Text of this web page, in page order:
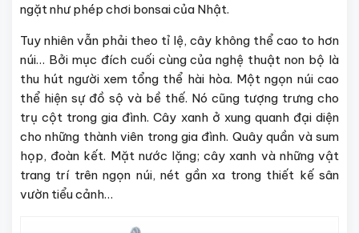
ngặt như phép chơi bonsai của Nhật.
Tuy nhiên vẫn phải theo tỉ lệ, cây không thể cao to hơn
núi… Bởi mục đích cuối cùng của nghệ thuật non bộ là
thu hút người xem tổng thể hài hòa. Một ngọn núi cao
thể hiện sự đồ sộ và bề thế. Nó cũng tượng trưng cho
trụ cột trong gia đình. Cây xanh ở xung quanh đại diện
cho những thành viên trong gia đình. Quây quần và sum
họp, đoàn kết. Mặt nước lặng; cây xanh và những vật
trang trí trên ngọn núi, nét gần xa trong thiết kế sân
vườn tiểu cảnh…